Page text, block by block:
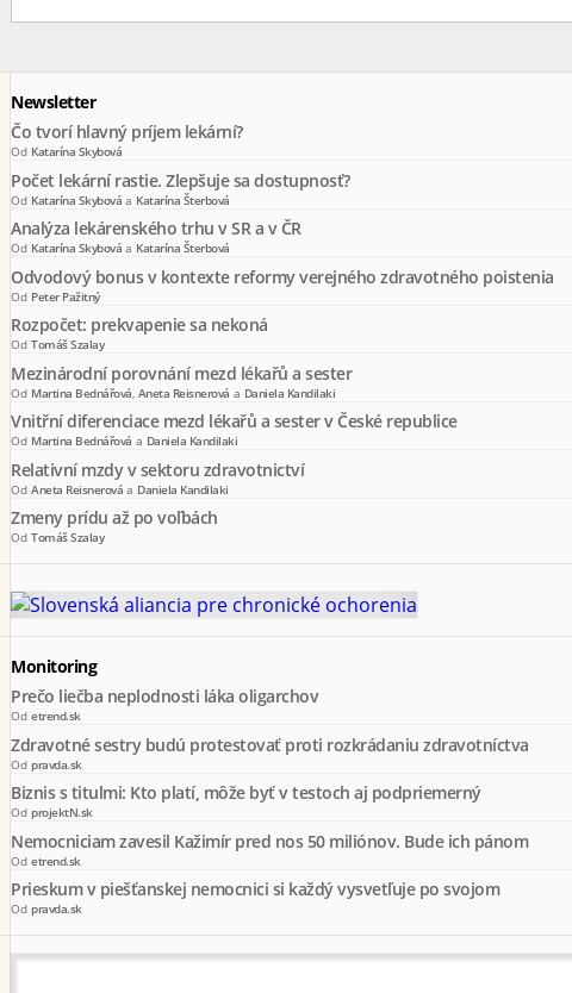
Newsletter
Čo tvorí hlavný príjem lekární?
Od Katarína Skybová
Počet lekární rastie. Zlepšuje sa dostupnosť?
Od Katarína Skybová a Katarína Šterbová
Analýza lekárenského trhu v SR a v ČR
Od Katarína Skybová a Katarína Šterbová
Odvodový bonus v kontexte reformy verejného zdravotného poistenia
Od Peter Pažitný
Rozpočet: prekvapenie sa nekoná
Od Tomáš Szalay
Mezinárodní porovnání mezd lékařů a sester
Od Martina Bednářová Aneta Reisnerová a Daniela Kandilaki
Vnitřní diferenciace mezd lékařů a sester v České republice
Od Martina Bednářová a Daniela Kandilaki
Relativní mzdy v sektoru zdravotnictví
Od Aneta Reisnerová a Daniela Kandilaki
Zmeny prídu až po voľbách
Od Tomáš Szalay
Monitoring
Prečo liečba neplodnosti láka oligarchov
Od etrend.sk
Zdravotné sestry budú protestovať proti rozkrádaniu zdravotníctva
Od pravda.sk
Biznis s titulmi: Kto platí, môže byť v testoch aj podpriemerný
Od projektN.sk
Nemocniciam zavesil Kažimír pred nos 50 miliónov. Bude ich pánom
Od etrend.sk
Prieskum v piešťanskej nemocnici si každý vysvetľuje po svojom
Od pravda.sk